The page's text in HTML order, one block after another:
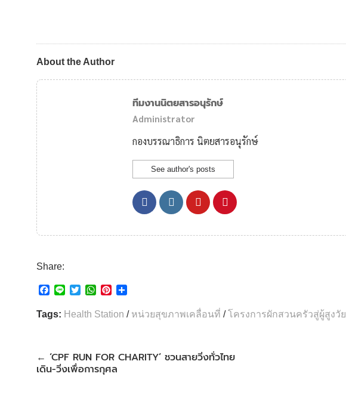
About the Author
ทีมงานนิตยสารอนุรักษ์
Administrator
กองบรรณาธิการ นิตยสารอนุรักษ์
See author's posts
Share:
c
e
o
k
n
i
W
a
p
p
n
e
s
t
a
Tags: Health Station / หน่วยสุขภาพเคลื่อนที่ /โครงการผักสวนครัวสู่ผู้สูงวัย
← ‘CPF RUN FOR CHARITY’ ชวนสายวิ่งทั่วไทย
เดิน-วิ่งเพื่อการกุศล